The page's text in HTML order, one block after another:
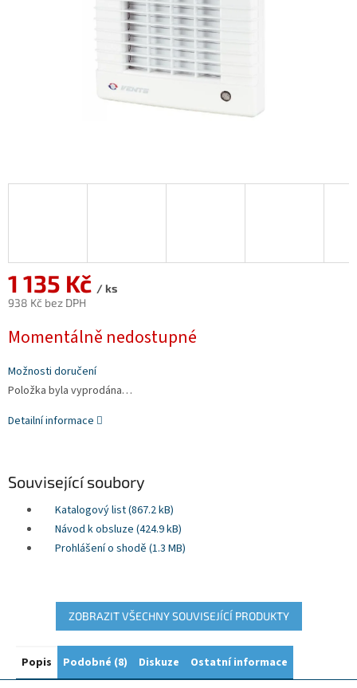
1 135 Kč / ks
938 Kč bez DPH
cena:
Momentálně nedostupné
Možnosti doručení
Položka byla vyprodána…
Detailní informace
Související soubory
Katalogový list (867.2 kB)
Návod k obsluze (424.9 kB)
Prohlášení o shodě (1.3 MB)
ZOBRAZIT VŠECHNY SOUVISEJÍCÍ PRODUKTY
Popis Podobné (8) Diskuze Ostatní informace